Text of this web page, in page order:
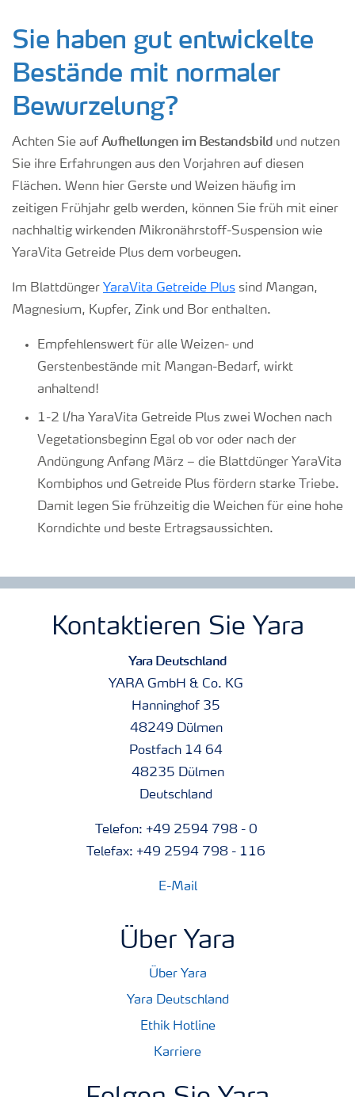
Sie haben gut entwickelte
Bestände mit normaler
Bewurzelung?
Achten Sie auf Aufhellungen im Bestandsbild und nutzen
Sie ihre Erfahrungen aus den Vorjahren auf diesen
Flächen. Wenn hier Gerste und Weizen häufig im
zeitigen Frühjahr gelb werden, können Sie früh mit einer
nachhaltig wirkenden Mikronährstoff-Suspension wie
YaraVita Getreide Plus dem vorbeugen.
Im Blattdünger YaraVita Getreide Plus sind Mangan,
Magnesium, Kupfer, Zink und Bor enthalten.
Empfehlenswert für alle Weizen- und
Gerstenbestände mit Mangan-Bedarf, wirkt
anhaltend!
1-2 l/ha YaraVita Getreide Plus zwei Wochen nach
Vegetationsbeginn Egal ob vor oder nach der
Andüngung Anfang März – die Blattdünger YaraVita
Kombiphos und Getreide Plus fördern starke Triebe.
Damit legen Sie frühzeitig die Weichen für eine hohe
Korndichte und beste Ertragsaussichten.
Kontaktieren Sie Yara
Yara Deutschland
YARA GmbH & Co. KG
Hanninghof 35
48249 Dülmen
Postfach 14 64
48235 Dülmen
Deutschland
Telefon: +49 2594 798 - 0
Telefax: +49 2594 798 - 116
E-Mail
Über Yara
Über Yara
Yara Deutschland
Ethik Hotline
Karriere